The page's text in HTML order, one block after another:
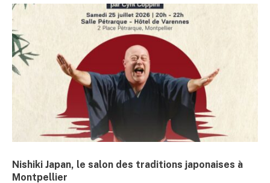
Nishiki Japan, le salon des traditions japonaises à
Montpellier